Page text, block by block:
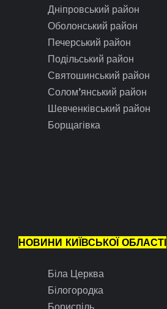
Дніпровський район
Оболонський район
Печерський район
Подільський район
Святошинський район
Солом’янський район
Шевченківський район
Борщагівка
НОВИНИ КИЇВСЬКОЇ ОБЛАСТІ
Біла Церква
Білогородка